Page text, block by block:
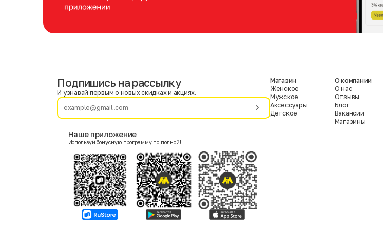
Фамилия
Женский
Согласие на получение чеков по электронной почте
Подпишись на рассылку
И узнавай первым о новых скидках и акциях.
Наше приложение
Используй бонусную программу по полной!
Магазин
Женское
Мужское
Аксессуары
Детское
О компании
О нас
Отзывы
Блог
Вакансии
Магазины